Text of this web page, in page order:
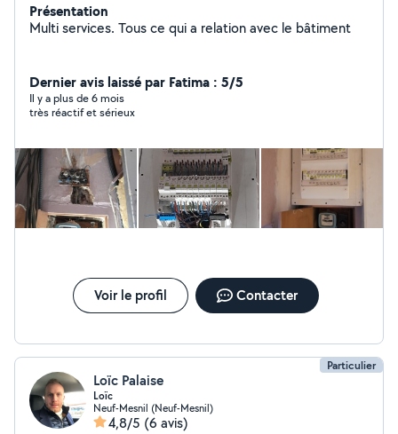
Présentation
Multi services. Tous ce qui a relation avec le bâtiment
Dernier avis laissé par Fatima : 5/5
Il y a plus de 6 mois
très réactif et sérieux
Voir le profil Contacter
Particulier
Loïc Palaise
Loïc
Neuf-Mesnil (Neuf-Mesnil)
4,8/5 (6 avis)